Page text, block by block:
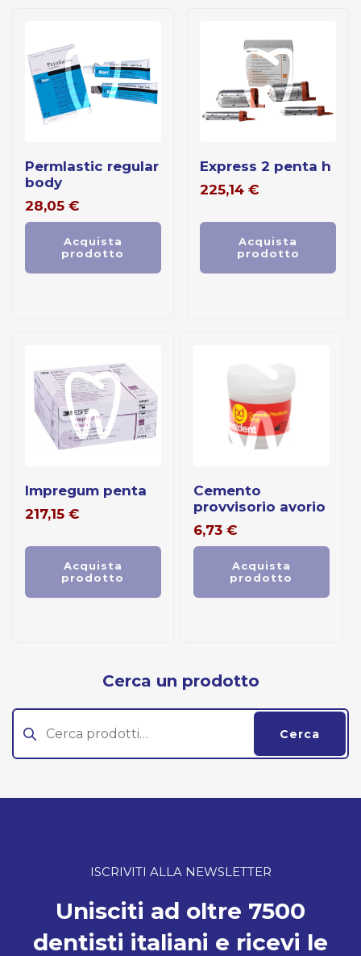
permlastic regular
body
28,05 €
Acquista
prodotto
express 2 penta h
225,14 €
Acquista
prodotto
impregum penta
217,15 €
Acquista
prodotto
cemento
provvisorio avorio
6,73 €
Acquista
prodotto
Cerca un prodotto
Cerca:
Cerca
ISCRIVITI ALLA NEWSLETTER
Unisciti ad oltre 7500
dentisti italiani e ricevi le